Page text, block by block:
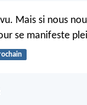
Mais si nous
se manifeste